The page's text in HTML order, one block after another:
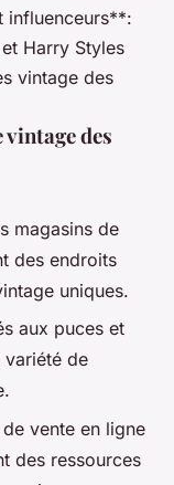
influenceurs**:
Harry Styles
vintage des
des
magasins de
des endroits
uniques.
aux puces et
variété de
vente en ligne
des ressources